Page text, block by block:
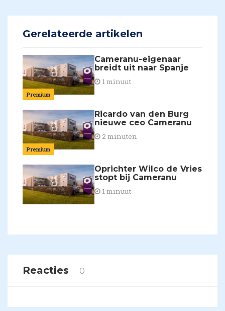
Gerelateerde artikelen
Premium
Cameranu-eigenaar
breidt uit naar Spanje
1 minuut
Premium
Ricardo van den Burg
nieuwe ceo Cameranu
2 minuten
Oprichter Wilco de Vries
stopt bij Cameranu
1 minuut
Reacties 0